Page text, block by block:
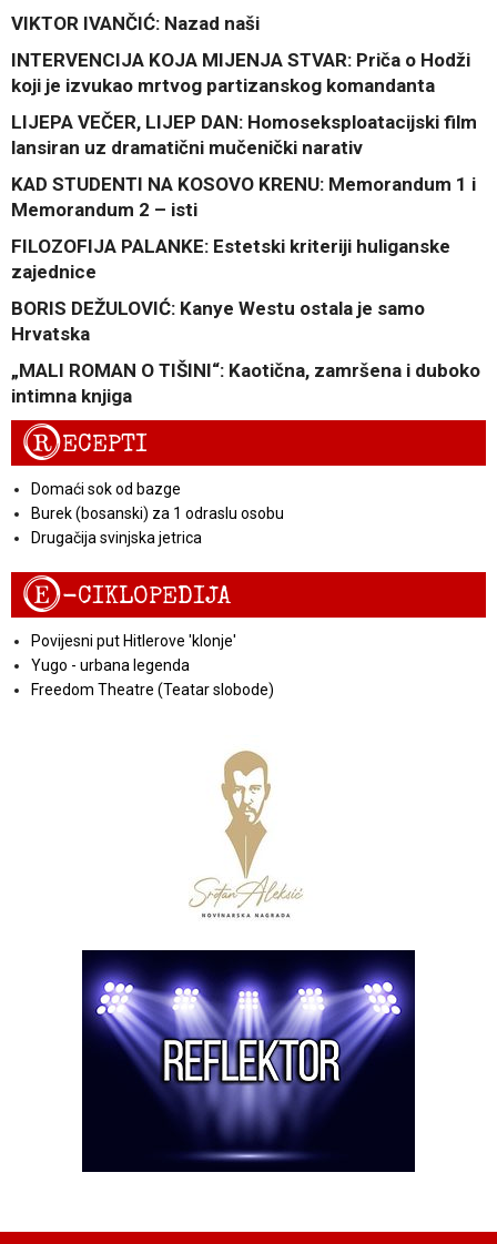
VIKTOR IVANČIĆ: Nazad naši
INTERVENCIJA KOJA MIJENJA STVAR: Priča o Hodži
koji je izvukao mrtvog partizanskog komandanta
LIJEPA VEČER, LIJEP DAN: Homoseksploatacijski film
lansiran uz dramatični mučenički narativ
KAD STUDENTI NA KOSOVO KRENU: Memorandum 1 i
Memorandum 2 – isti
FILOZOFIJA PALANKE: Estetski kriteriji huliganske
zajednice
BORIS DEŽULOVIĆ: Kanye Westu ostala je samo
Hrvatska
„MALI ROMAN O TIŠINI“: Kaotična, zamršena i duboko
intimna knjiga
RECEPTI
Domaći sok od bazge
Burek (bosanski) za 1 odraslu osobu
Drugačija svinjska jetrica
E-CIKLOPEDIJA
Povijesni put Hitlerove 'klonje'
Yugo - urbana legenda
Freedom Theatre (Teatar slobode)